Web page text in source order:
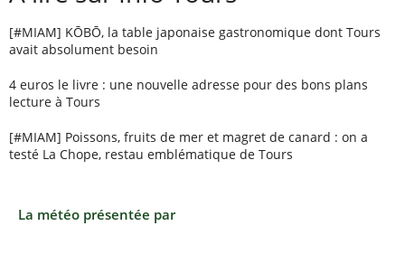
[#MIAM] KŌBŌ, la table japonaise gastronomique dont Tours
avait absolument besoin
4 euros le livre : une nouvelle adresse pour des bons plans
lecture à Tours
[#MIAM] Poissons, fruits de mer et magret de canard : on a
testé La Chope, restau emblématique de Tours
La météo présentée par